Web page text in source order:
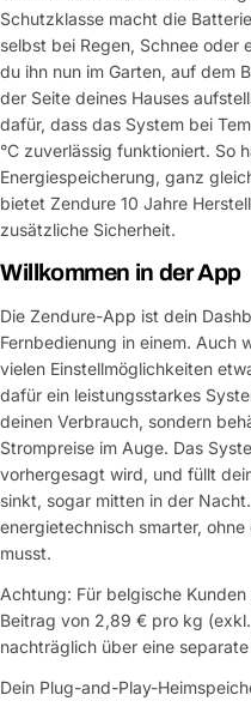
Schutzklasse macht die
selbst bei Regen, Schnee oder
du ihn nun im Garten, auf dem
der Seite deines Hauses
dafür, dass das System bei
°C zuverlässig funktioniert. So
Energiespeicherung, ganz
bietet Zendure 10 Jahre
zusätzliche Sicherheit.
Willkommen in der App
Die Zendure-App ist dein
Fernbedienung in einem. Auch
vielen Einstellmöglichkeiten
dafür ein leistungsstarkes
deinen Verbrauch, sondern
Strompreise im Auge. Das
vorhergesagt wird, und füllt
sinkt, sogar mitten in der
energietechnisch smarter,
musst.
Achtung: Für belgische
Beitrag von 2,89 € pro kg
nachträglich über eine
Dein Plug-and-Play-